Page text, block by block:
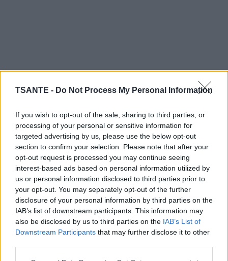
TSANTE - Do Not Process My Personal Information
If you wish to opt-out of the sale, sharing to third parties, or
processing of your personal or sensitive information for
targeted advertising by us, please use the below opt-out
section to confirm your selection. Please note that after your
opt-out request is processed you may continue seeing
interest-based ads based on personal information utilized by
us or personal information disclosed to third parties prior to
your opt-out. You may separately opt-out of the further
disclosure of your personal information by third parties on the
IAB’s list of downstream participants. This information may
also be disclosed by us to third parties on the IAB’s List of
Downstream Participants that may further disclose it to other
Prendre soin d’un animal impose aussi quelques
habitudes : le nourrir, sortir avec lui, jouer ou nettoyer son
espace.
Ces gestes peuvent sembler anodins, mais ils redonnent
parfois un rythme à des journées devenues désorganisées
par la dépression. Un chien, par exemple, pousse souvent
son maître à sortir marcher, même quelques minutes.